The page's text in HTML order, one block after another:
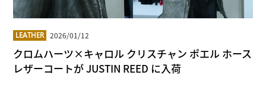
LEATHER 2026/01/12
クロムハーツ×キャロル クリスチャン ポエル ホース
レザーコートが JUSTIN REED に入荷